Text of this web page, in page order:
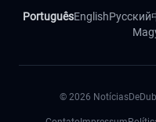
PortuguêsEnglishРусский
© 2026